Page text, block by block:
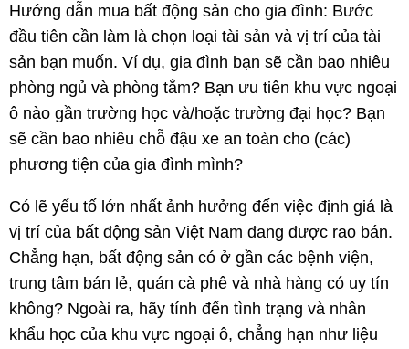
Hướng dẫn mua bất động sản cho gia đình: Bước
đầu tiên cần làm là chọn loại tài sản và vị trí của tài
sản bạn muốn. Ví dụ, gia đình bạn sẽ cần bao nhiêu
phòng ngủ và phòng tắm? Bạn ưu tiên khu vực ngoại
ô nào gần trường học và/hoặc trường đại học? Bạn
sẽ cần bao nhiêu chỗ đậu xe an toàn cho (các)
phương tiện của gia đình mình?
Có lẽ yếu tố lớn nhất ảnh hưởng đến việc định giá là
vị trí của bất động sản Việt Nam đang được rao bán.
Chẳng hạn, bất động sản có ở gần các bệnh viện,
trung tâm bán lẻ, quán cà phê và nhà hàng có uy tín
không? Ngoài ra, hãy tính đến tình trạng và nhân
khẩu học của khu vực ngoại ô, chẳng hạn như liệu